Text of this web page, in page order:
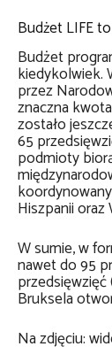
Budżet LIFE
Budżet
kiedykolwiek.
przez
znaczna
zostało
65
podmioty
Hiszpanii oraz
W sumie, w
nawet do 95
Bruksela
Na zdjęciu: